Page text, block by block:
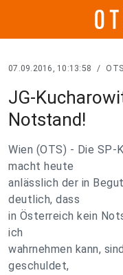
07.09.2016, 10:13:58 /
JG-
Notstand!
Wien (OTS) - Die SP-
macht heute
anlässlich der in
deutlich, dass
in Österreich kein
ich
wahrnehmen kann,
geschuldet,